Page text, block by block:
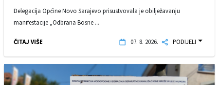
Delegacija Općine Novo Sarajevo prisustvovala je obilježavanju
manifestacije „Odbrana Bosne ...
ČITAJ VIŠE 07. 8. 2026. PODIJELI